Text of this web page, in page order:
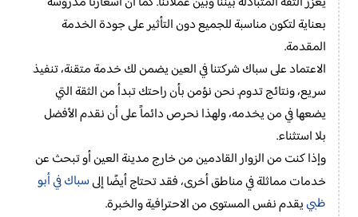
بعناية لتكون مناسبة للجميع دون التأثير على جودة الخدمة
المقدمة.
الاعتماد على سباك شركتنا في العين يضمن لك خدمة متقنة، تنفيذ
سريع، ونتائج تدوم. نحن نؤمن بأن راحتك تبدأ من الثقة التي
يضعها في من يخدمه، ولهذا نحرص دائماً على أن نقدم الأفضل
بلا استثناء.
وإذا كنت من الزوار القادمين من خارج مدينة العين أو تبحث عن
خدمات مماثلة في مناطق أخرى، فقد تحتاج أيضًا إلىسباك في أبو
ظبييقدم نفس المستوى من الاحترافية والخبرة.